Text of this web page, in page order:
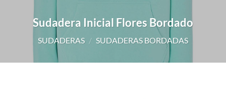
Sudadera Inicial Flores Bordado
SUDADERAS / SUDADERAS BORDADAS